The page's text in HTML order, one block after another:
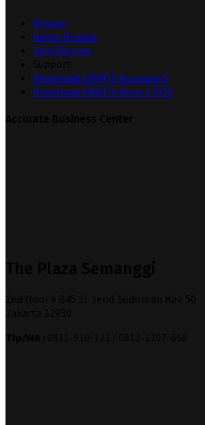
Promo
Demo Produk
Join Partner
Download GRATIS Accurate 5
Download GRATIS Rene 2 POS